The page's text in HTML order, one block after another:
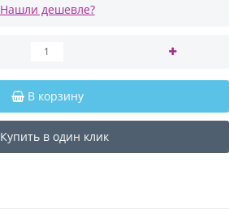
Нашли дешевле?
В корзину
Купить в один клик